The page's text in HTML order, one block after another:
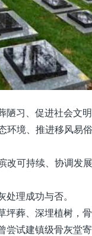
习、促进社会文明
境、推进移风易
可持续、协调发
理成功与否。
葬、深埋植树，
试建镇级骨灰堂寄